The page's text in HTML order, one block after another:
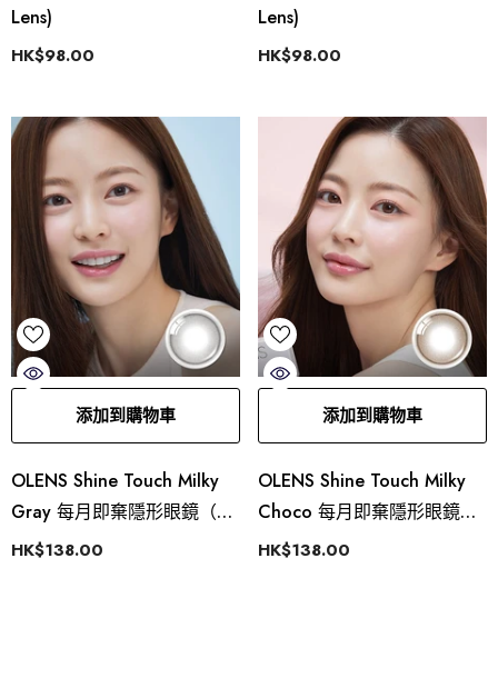
Lens)
HK$98.00
Lens)
HK$98.00
添加到購物車
OLENS Shine Touch Milky
Gray 每月即棄隱形眼鏡（2
片）
HK$138.00
添加到購物車
OLENS Shine Touch Milky
Choco 每月即棄隱形眼鏡
（2片）
HK$138.00